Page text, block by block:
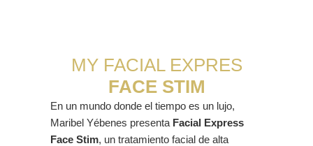
MY FACIAL EXPRES
FACE STIM
En un mundo donde el tiempo es un lujo,
Maribel Yébenes presenta Facial Express
Face Stim, un tratamiento facial de alta